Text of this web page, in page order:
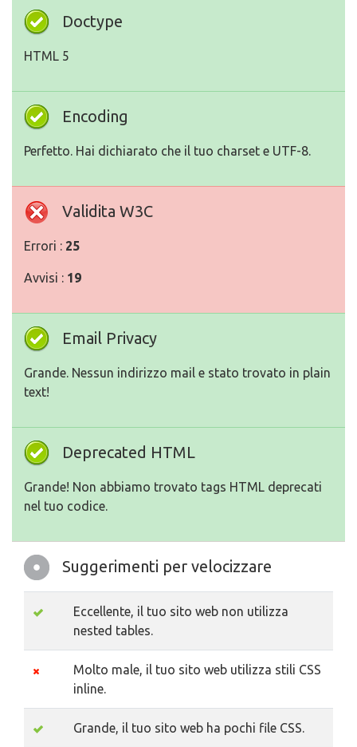
Doctype
HTML 5
Encoding
Perfetto. Hai dichiarato che il tuo charset e UTF-8.
Validita W3C
Errori : 25
Avvisi : 19
Email Privacy
Grande. Nessun indirizzo mail e stato trovato in plain
text!
Deprecated HTML
Grande! Non abbiamo trovato tags HTML deprecati
nel tuo codice.
Suggerimenti per velocizzare
Eccellente, il tuo sito web non utilizza
nested tables.
Molto male, il tuo sito web utilizza stili CSS
inline.
Grande, il tuo sito web ha pochi file CSS.